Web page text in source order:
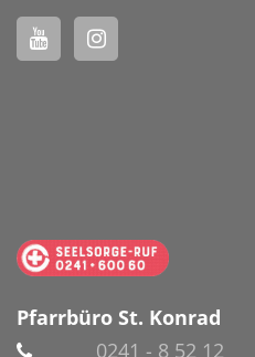
Pfarrbüro St. Konrad
0241 - 8 52 12